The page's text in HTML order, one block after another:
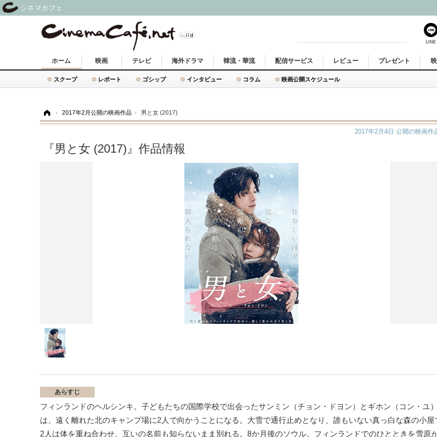
ホーム
スクープ レポート ゴシップ インタビュー コラム 映画公開スケジュール
映画 テレビ 海外ドラマ 韓流・華流 配信サービス レビュー プレゼント
› 2017年2月公開の映画作品 › 男と女 (2017)
『男と女 (2017)』作品情報
2017年2月4日 公開の映画作
あらすじ
フィンランドのヘルシンキ。子どもたちの国際学校で出会ったサンミン（チョン・ドヨン）とギホン（コン・ユ）
は、遠く離れた北のキャンプ場に2人で向かうことになる。大雪で通行止めとなり、誰もいない真っ白な森の小屋
2人は体を重ね合わせ、互いの名前も知らないまま別れる。8か月後のソウル。フィンランドでのひとときを雪原
LINE
シネマカフェ